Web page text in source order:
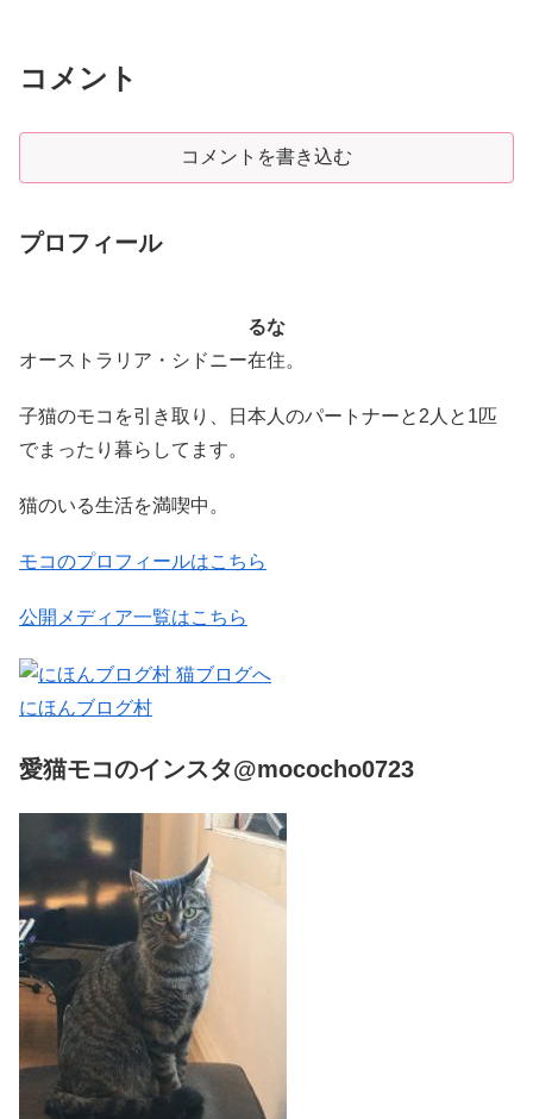
コメント
コメントを書き込む
プロフィール
るな
オーストラリア・シドニー在住。
子猫のモコを引き取り、日本人のパートナーと2人と1匹
でまったり暮らしてます。
猫のいる生活を満喫中。
モコのプロフィールはこちら
公開メディア一覧はこちら
にほんブログ村
愛猫モコのインスタ@mococho0723